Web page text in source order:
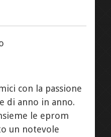
con la passione
di anno in anno.
le eprom
un notevole